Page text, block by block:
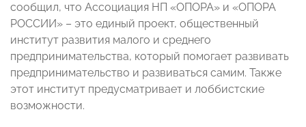
сообщил, что Ассоциация НП «ОПОРА» и «ОПОРА
РОССИИ» – это единый проект, общественный
институт развития малого и среднего
предпринимательства, который помогает развивать
предпринимательство и развиваться самим. Также
этот институт предусматривает и лоббистские
возможности.